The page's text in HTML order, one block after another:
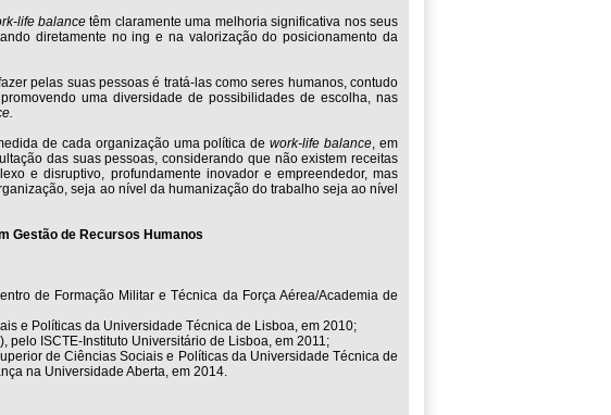
life balancetêm claramente uma melhoria significativa nos seus
diretamente no ing e na valorização do posicionamento da
pelas suas pessoas é tratá-las como seres humanos, contudo
uma diversidade de possibilidades de escolha, nas
de cada organização uma política dework-life balance, em
das suas pessoas, considerando que não existem receitas
e disruptivo, profundamente inovador e empreendedor, mas
seja ao nível da humanização do trabalho seja ao nível
Gestão de Recursos Humanos
de Formação Militar e Técnica da Força Aérea/Academia de
e Políticas da Universidade Técnica de Lisboa, em 2010;
pelo ISCTE-Instituto Universitário de Lisboa, em 2011;
de Ciências Sociais e Políticas da Universidade Técnica de
na Universidade Aberta, em 2014.